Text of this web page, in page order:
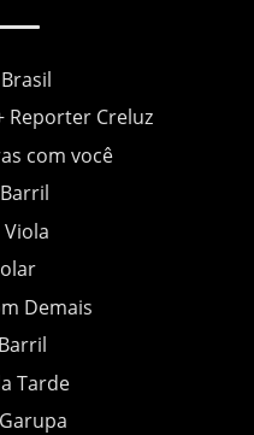
Reporter Creluz
com você
Demais
Tarde